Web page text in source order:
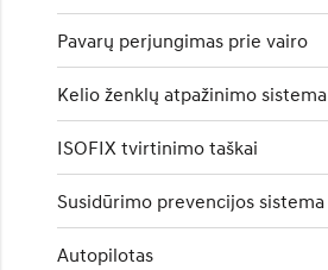
Pavarų perjungimas prie vairo
Kelio ženklų atpažinimo sistema
ISOFIX tvirtinimo taškai
Susidūrimo prevencijos sistema
Autopilotas